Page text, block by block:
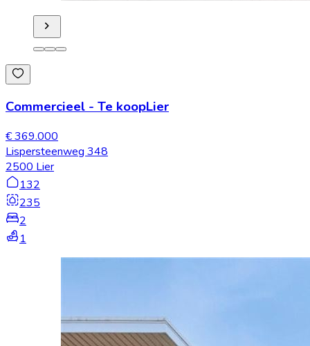
Commercieel - Te koopLier
€ 369.000
Lispersteenweg 348
2500 Lier
132
235
2
1